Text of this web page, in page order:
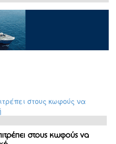
στους κωφούς να